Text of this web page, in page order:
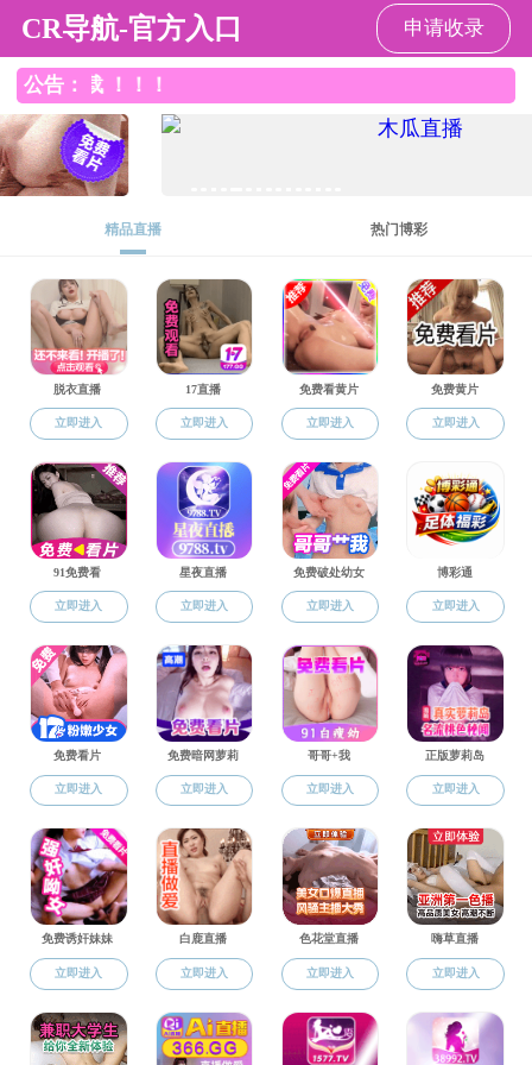
搜同
华农主页 | 信息门户
党史学习教育 当前位置： 搜同> 正文
“榜样，你好！”第五十五讲｜叶欣：新
时代的“提灯天使”
发布时间：2021-05-12 作者： 浏览次数：149
“榜样，你好！”第五十五讲｜叶欣：新时代的“提灯天使”